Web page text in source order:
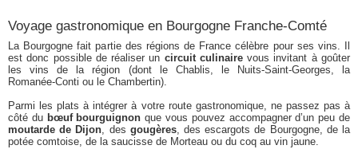
Voyage gastronomique en Bourgogne Franche-Comté
La Bourgogne fait partie des régions de France célèbre pour ses vins. Il
est donc possible de réaliser un circuit culinairevous invitant à goûter
les vins de la région (dont le Chablis, le Nuits-Saint-Georges, la
Romanée-Conti ou le Chambertin).
Parmi les plats à intégrer à votre route gastronomique, ne passez pas à
côté du bœuf bourguignon que vous pouvez accompagner d’un peu de
moutarde de Dijon, des gougères, des escargots de Bourgogne, de la
potée comtoise, de la saucisse de Morteau ou du coq au vin jaune.